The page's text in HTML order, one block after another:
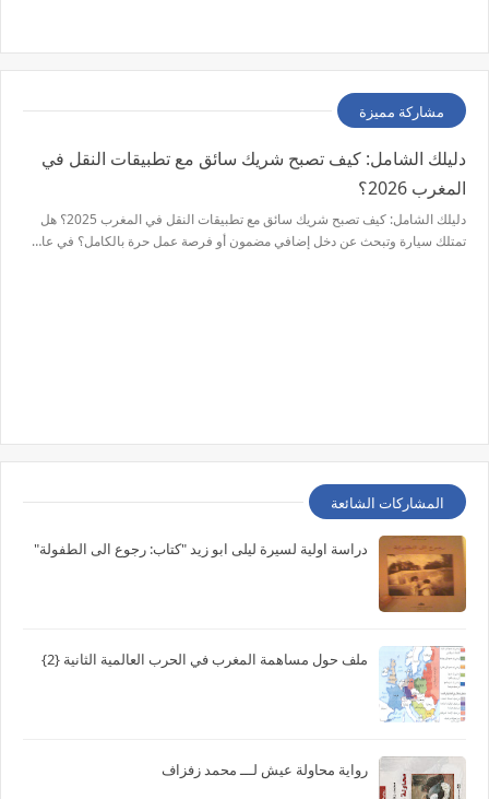
مشاركة مميزة
دليلك الشامل: كيف تصبح شريك سائق مع تطبيقات النقل في
المغرب 2026؟
دليلك الشامل: كيف تصبح شريك سائق مع تطبيقات النقل في المغرب 2025؟ هل
تمتلك سيارة وتبحث عن دخل إضافي مضمون أو فرصة عمل حرة بالكامل؟ في عا…
المشاركات الشائعة